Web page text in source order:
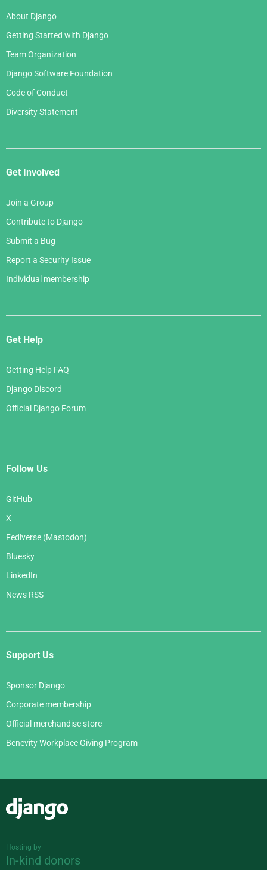
About Django
Getting Started with Django
Team Organization
Django Software Foundation
Code of Conduct
Diversity Statement
Get Involved
Join a Group
Contribute to Django
Submit a Bug
Report a Security Issue
Individual membership
Get Help
Getting Help FAQ
Django Discord
Official Django Forum
Follow Us
GitHub
X
Fediverse (Mastodon)
Bluesky
LinkedIn
News RSS
Support Us
Sponsor Django
Corporate membership
Official merchandise store
Benevity Workplace Giving Program
Hosting by
In-kind donors